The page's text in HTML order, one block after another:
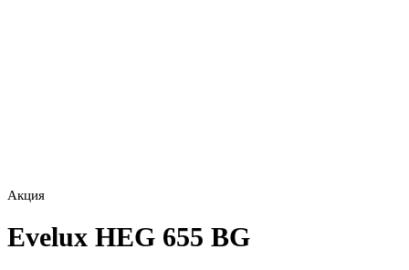
Акция
Evelux HEG 655 BG